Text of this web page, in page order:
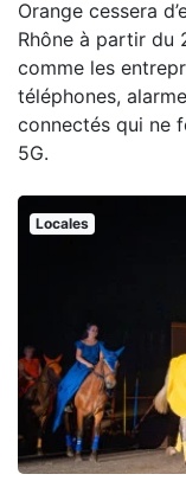
Orange cessera
Rhône à partir du
comme les
téléphones,
connectés qui ne
5G.
Locales